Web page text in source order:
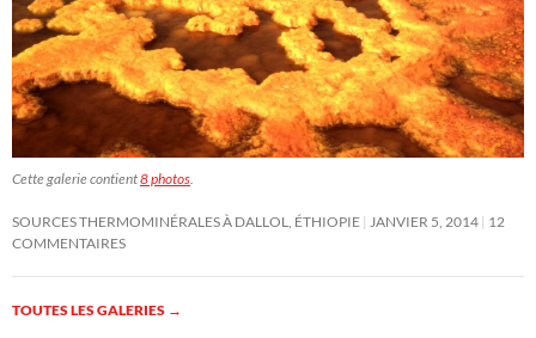
Cette galerie contient8 photos
SOURCES THERMOMINÉRALES À DALLOL, ÉTHIOPIE JANVIER 5, 2014 12
COMMENTAIRES
TOUTES LES GALERIES →